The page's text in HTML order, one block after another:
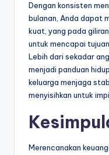
Dengan konsisten
bulanan, Anda dapat
kuat, yang pada
untuk mencapai
Lebih dari sekadar
menjadi panduan
keluarga menjaga
menyisihkan untuk
Merencanakan